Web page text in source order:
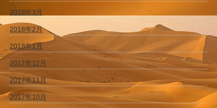
2018年3月
2018年2月
2018年1月
2017年12月
2017年11月
2017年10月